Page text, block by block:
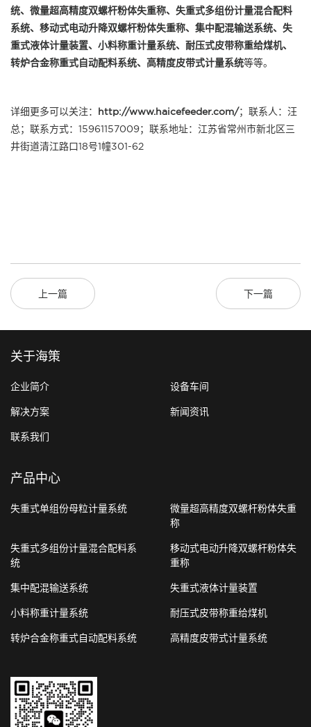
统、 微量超高精度双螺杆粉体失重称、 失重式多组份计量混合配料
系统、 移动式电动升降双螺杆粉体失重称、 集中配混输送系统、 失
重式液体计量装置、 小料称重计量系统、 耐压式皮带称重给煤机、
转炉合金称重式自动配料系统、 高精度皮带式计量系统等等。
详细更多可以关注： http://www.haicefeeder.com/；联系人：汪
总；联系方式：15961157009；联系地址：江苏省常州市新北区三
井街道清江路口18号1幢301-62
上一篇 下一篇
关于海策
企业简介 设备车间
解决方案 新闻资讯
联系我们
产品中心
失重式单组份母粒计量系统
微量超高精度双螺杆粉体失重
称
失重式多组份计量混合配料系
统
移动式电动升降双螺杆粉体失
重称
集中配混输送系统 失重式液体计量装置
小料称重计量系统 耐压式皮带称重给煤机
转炉合金称重式自动配料系统 高精度皮带式计量系统